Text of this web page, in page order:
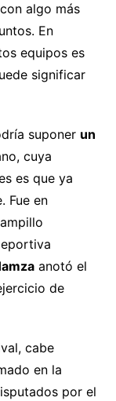
algo más
En
equipos es
significar
suponer un
cuya
es que ya
Fue en
anotó el
de
cabe
en la
por el